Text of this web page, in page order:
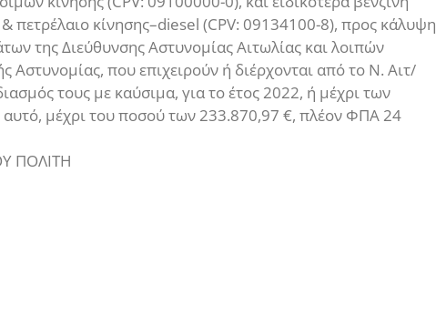
πετρέλαιο κίνησης–diesel (CPV: 09134100-8), προς κάλυψη
της Διεύθυνσης Αστυνομίας Αιτωλίας και λοιπών
Αστυνομίας, που επιχειρούν ή διέρχονται από το Ν. Αιτ/
τους με καύσιμα, για το έτος 2022, ή μέχρι των
αυτό, μέχρι του ποσού των 233.870,97 €, πλέον ΦΠΑ 24
ΠΟΛΙΤΗ